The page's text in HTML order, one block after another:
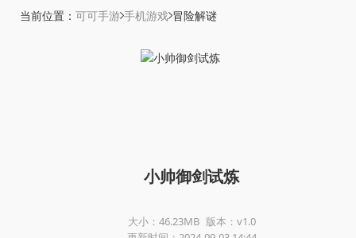
当前位置： 可可手游 手机游戏 冒险解谜
小帅御剑试炼
大小：46.23MB 版本：v1.0